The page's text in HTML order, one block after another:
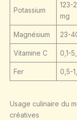
Potassium
123-
mg
Magnésium 23-
Vitamine C 0,1-
Fer 0,5-
Usage culinaire du
créatives